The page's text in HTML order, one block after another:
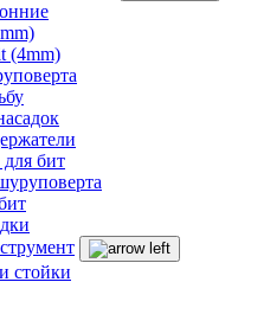
(4mm)
бит
стойки